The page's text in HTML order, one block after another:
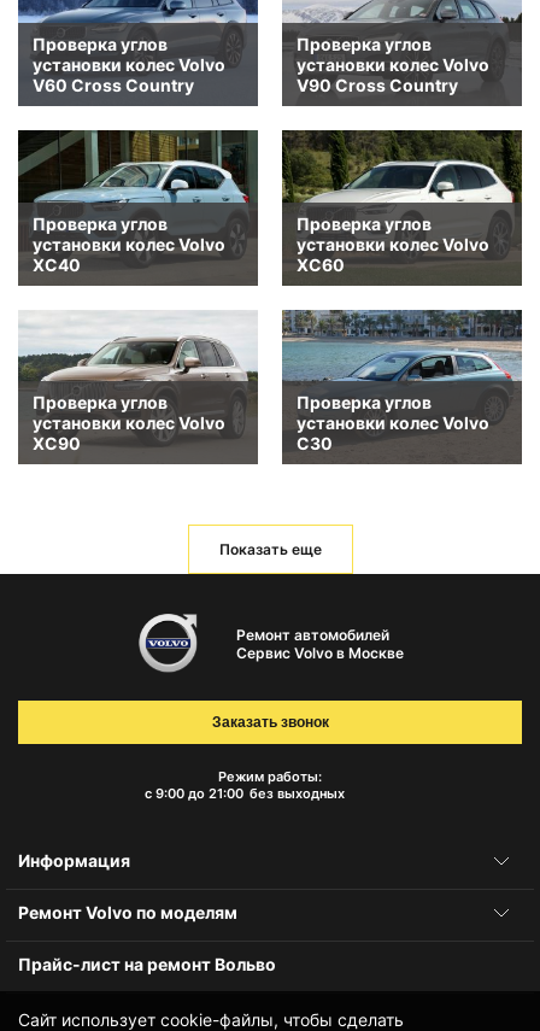
Проверка углов
установки колес Volvo
V60 Cross Country
Проверка углов
установки колес Volvo
V90 Cross Country
Проверка углов
установки колес Volvo
XC40
Проверка углов
установки колес Volvo
XC60
Проверка углов
установки колес Volvo
XC90
Проверка углов
установки колес Volvo
C30
Показать еще
Сайт использует cookie-файлы, чтобы сделать
Ремонт автомобилей
Сервис Volvo в Москве
Режим работы:
с 9:00 до 21:00 без выходных
Заказать звонок
Информация
Ремонт Volvo по моделям
Прайс-лист на ремонт Вольво